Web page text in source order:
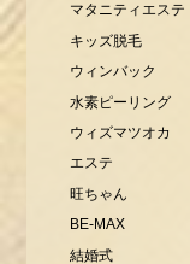
マタニティエステ
キッズ脱毛
ウィンバック
水素ピーリング
ウィズマツオカ
エステ
旺ちゃん
BE-MAX
結婚式